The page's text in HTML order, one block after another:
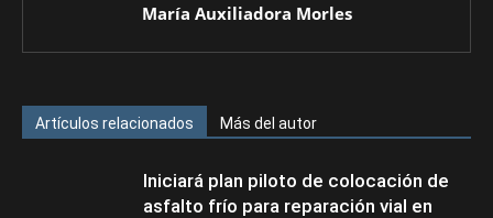
María Auxiliadora Morles
Artículos relacionados Más del autor
Iniciará plan piloto de colocación de
asfalto frío para reparación vial en